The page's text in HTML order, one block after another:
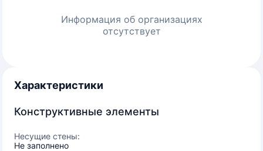
Информация об организациях
отсутствует
Характеристики
Конструктивные элементы
Несущие стены:
Не заполнено